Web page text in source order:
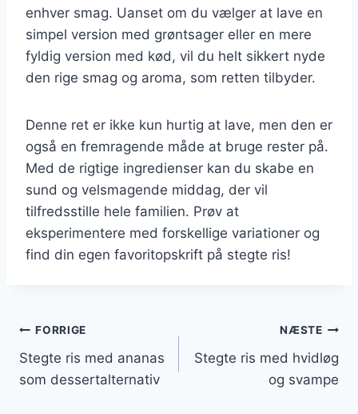
enhver smag. Uanset om du vælger at lave en
simpel version med grøntsager eller en mere
fyldig version med kød, vil du helt sikkert nyde
den rige smag og aroma, som retten tilbyder.
Denne ret er ikke kun hurtig at lave, men den er
også en fremragende måde at bruge rester på.
Med de rigtige ingredienser kan du skabe en
sund og velsmagende middag, der vil
tilfredsstille hele familien. Prøv at
eksperimentere med forskellige variationer og
find din egen favoritopskrift på stegte ris!
Indlægsnavigation
FORRIGE
Stegte ris med ananas
som dessertalternativ
NÆSTE
Stegte ris med hvidløg
og svampe